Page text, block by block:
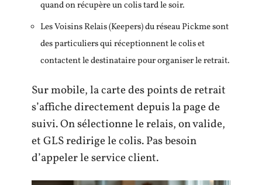
quand on récupère un colis tard le soir.
Les Voisins Relais (Keepers) du réseau Pickme sont
des particuliers qui réceptionnent le colis et
contactent le destinataire pour organiser le retrait.
Sur mobile, la carte des points de retrait
s’affiche directement depuis la page de
suivi. On sélectionne le relais, on valide,
et GLS redirige le colis. Pas besoin
d’appeler le service client.